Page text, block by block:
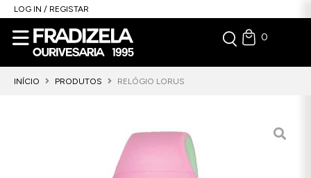
LOG IN / REGISTAR
0
INÍCIO PRODUTOS RELÓGIO LORUS